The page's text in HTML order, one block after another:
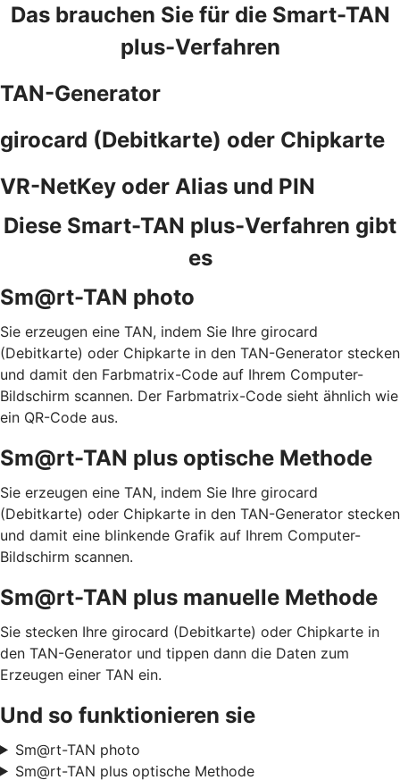
Das brauchen Sie für die Smart-TAN
plus-Verfahren
TAN-Generator
girocard (Debitkarte) oder Chipkarte
VR-NetKey oder Alias und PIN
Diese Smart-TAN plus-Verfahren gibt
es
Sm@rt-TAN photo
Sie erzeugen eine TAN, indem Sie Ihre girocard
(Debitkarte) oder Chipkarte in den TAN-Generator stecken
und damit den Farbmatrix-Code auf Ihrem Computer-
Bildschirm scannen. Der Farbmatrix-Code sieht ähnlich wie
ein QR-Code aus.
Sm@rt-TAN plus optische Methode
Sie erzeugen eine TAN, indem Sie Ihre girocard
(Debitkarte) oder Chipkarte in den TAN-Generator stecken
und damit eine blinkende Grafik auf Ihrem Computer-
Bildschirm scannen.
Sm@rt-TAN plus manuelle Methode
Sie stecken Ihre girocard (Debitkarte) oder Chipkarte in
den TAN-Generator und tippen dann die Daten zum
Erzeugen einer TAN ein.
Und so funktionieren sie
Sm@rt-TAN photo
Sm@rt-TAN plus optische Methode